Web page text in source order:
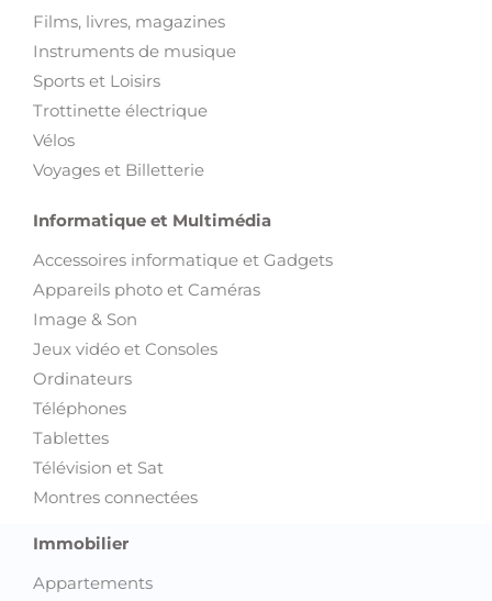
Films, livres, magazines
Instruments de musique
Sports et Loisirs
Trottinette électrique
Vélos
Voyages et Billetterie
Informatique et Multimédia
Accessoires informatique et Gadgets
Appareils photo et Caméras
Image & Son
Jeux vidéo et Consoles
Ordinateurs
Téléphones
Tablettes
Télévision et Sat
Montres connectées
Immobilier
Appartements